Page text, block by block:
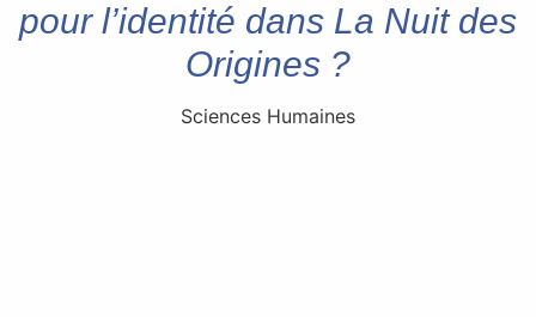
pour l’identité dans La Nuit des
Origines ?
Sciences Humaines